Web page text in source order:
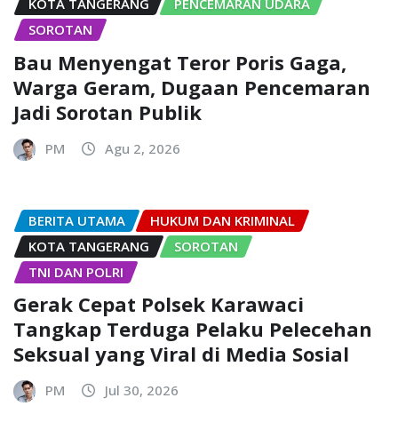
KOTA TANGERANG
PENCEMARAN UDARA
SOROTAN
Bau Menyengat Teror Poris Gaga,
Warga Geram, Dugaan Pencemaran
Jadi Sorotan Publik
PM Agu 2, 2026
BERITA UTAMA
HUKUM DAN KRIMINAL
KOTA TANGERANG
SOROTAN
TNI DAN POLRI
Gerak Cepat Polsek Karawaci
Tangkap Terduga Pelaku Pelecehan
Seksual yang Viral di Media Sosial
PM Jul 30, 2026